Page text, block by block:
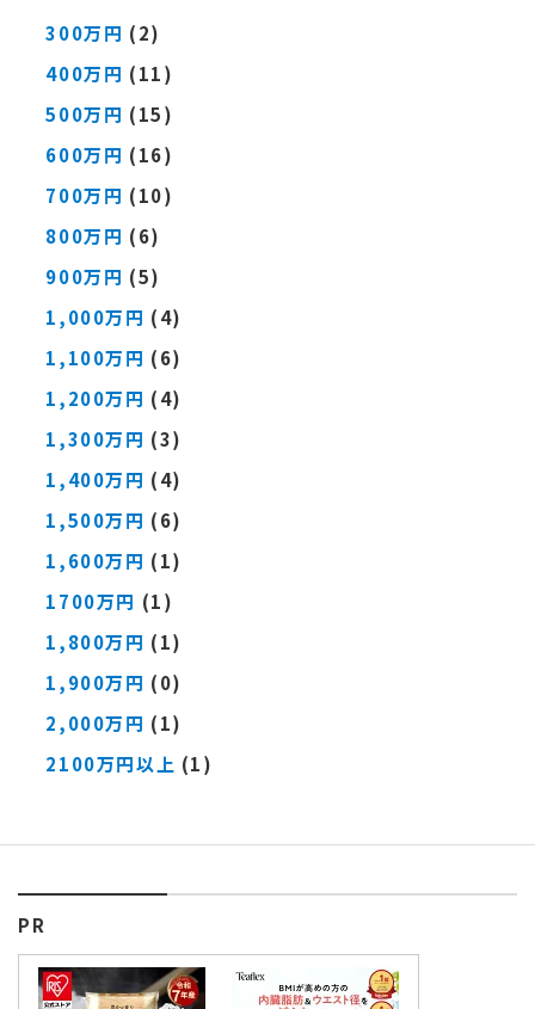
300万円 (2)
400万円 (11)
500万円 (15)
600万円 (16)
700万円 (10)
800万円 (6)
900万円 (5)
1,000万円 (4)
1,100万円 (6)
1,200万円 (4)
1,300万円 (3)
1,400万円 (4)
1,500万円 (6)
1,600万円 (1)
1700万円 (1)
1,800万円 (1)
1,900万円 (0)
2,000万円 (1)
2100万円以上 (1)
PR